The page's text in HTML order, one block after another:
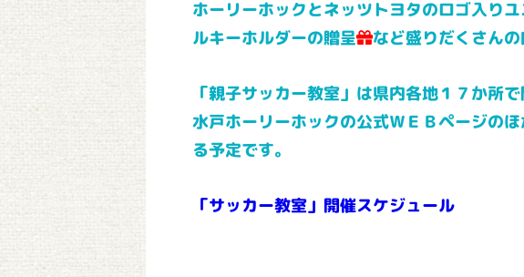
ホーリーホックとネッツトヨタのロゴ入り
ルキーホルダーの贈呈
など盛りだくさんの
「親子サッカー教室」は県内各地１７か所
水戸ホーリーホックの公式ＷＥＢページの
る予定です。
「サッカー教室」開催スケジュール